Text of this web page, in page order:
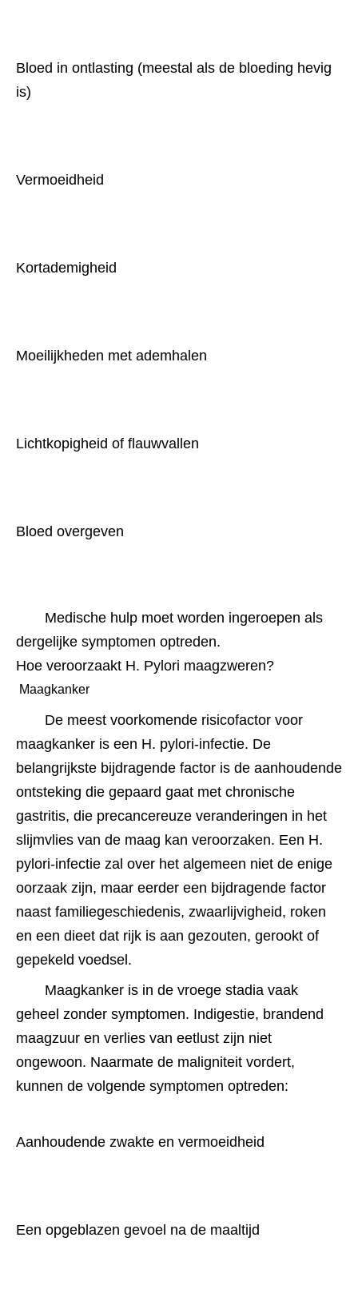
Bloed in ontlasting (meestal als de bloeding hevig
is)
Vermoeidheid
Kortademigheid
Moeilijkheden met ademhalen
Lichtkopigheid of flauwvallen
Bloed overgeven
Medische hulp moet worden ingeroepen als
dergelijke symptomen optreden.
Hoe veroorzaakt H. Pylori maagzweren?
Maagkanker
De meest voorkomende risicofactor voor
maagkanker is een H. pylori-infectie. De
belangrijkste bijdragende factor is de aanhoudende
ontsteking die gepaard gaat met chronische
gastritis, die precancereuze veranderingen in het
slijmvlies van de maag kan veroorzaken. Een H.
pylori-infectie zal over het algemeen niet de enige
oorzaak zijn, maar eerder een bijdragende factor
naast familiegeschiedenis, zwaarlijvigheid, roken
en een dieet dat rijk is aan gezouten, gerookt of
gepekeld voedsel.
Maagkanker is in de vroege stadia vaak
geheel zonder symptomen. Indigestie, brandend
maagzuur en verlies van eetlust zijn niet
ongewoon. Naarmate de maligniteit vordert,
kunnen de volgende symptomen optreden:
Aanhoudende zwakte en vermoeidheid
Een opgeblazen gevoel na de maaltijd